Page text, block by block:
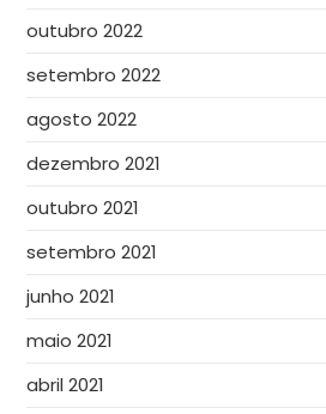
outubro 2022
setembro 2022
agosto 2022
dezembro 2021
outubro 2021
setembro 2021
junho 2021
maio 2021
abril 2021